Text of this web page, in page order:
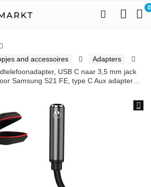
0
and accessoires
Adapters
USB C naar 3,5 mm jack
Samsung S21 FE, type C Aux adapter…